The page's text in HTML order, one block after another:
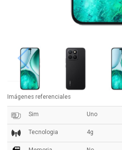
Imágenes referenciales
Sim Uno
Tecnologia 4g